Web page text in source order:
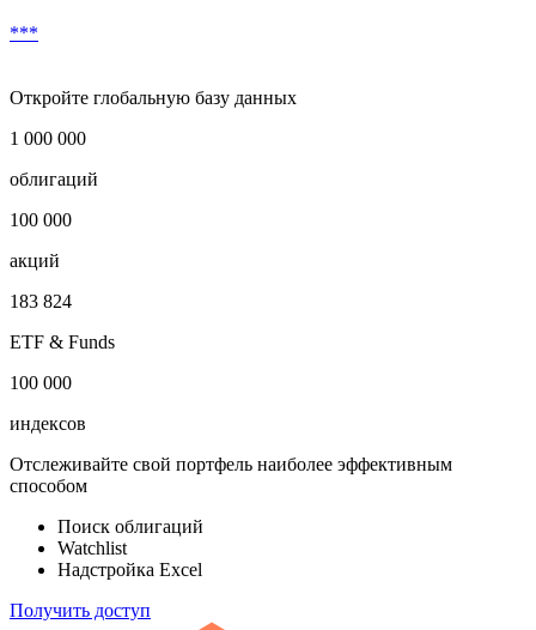
***
Откройте глобальную базу данных
1 000 000
облигаций
100 000
акций
183 824
ETF & Funds
100 000
индексов
Отслеживайте свой портфель наиболее эффективным
способом
Поиск облигаций
Watchlist
Надстройка Excel
Получить доступ